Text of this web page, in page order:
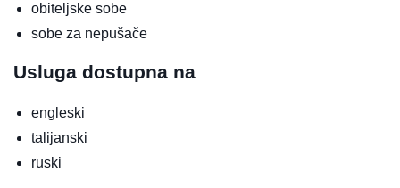
obiteljske sobe
sobe za nepušače
Usluga dostupna na
engleski
talijanski
ruski